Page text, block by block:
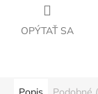
OPÝTAŤ SA